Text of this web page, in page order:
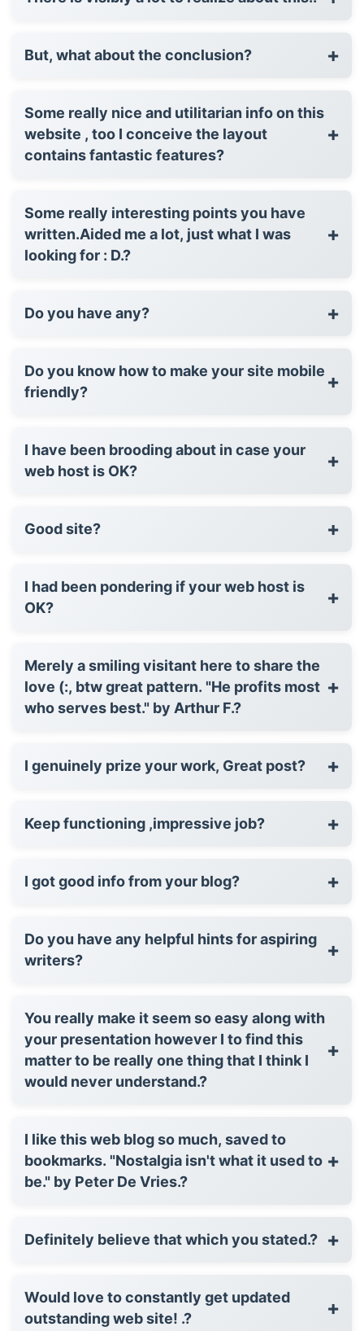
But, what about the conclusion? +
Some really nice and utilitarian info on this
website , too I conceive the layout
contains fantastic features?
+
Some really interesting points you have
written.Aided me a lot, just what I was
looking for : D.?
+
Do you have any? +
Do you know how to make your site mobile
friendly?
+
I have been brooding about in case your
web host is OK?
+
Good site? +
I had been pondering if your web host is
OK?
+
Merely a smiling visitant here to share the
love (:, btw great pattern. "He profits most
who serves best." by Arthur F.?
+
I genuinely prize your work, Great post? +
Keep functioning ,impressive job? +
I got good info from your blog? +
Do you have any helpful hints for aspiring
writers?
+
You really make it seem so easy along with
your presentation however I to find this
matter to be really one thing that I think I
would never understand.?
+
I like this web blog so much, saved to
bookmarks. "Nostalgia isn't what it used to
be." by Peter De Vries.?
+
Definitely believe that which you stated.? +
Would love to constantly get updated
outstanding web site! .?
+